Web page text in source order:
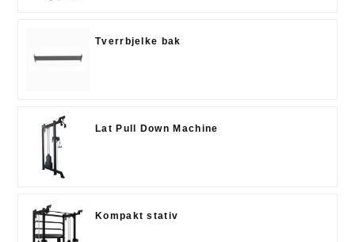
Tverrbjelke bak
Lat Pull Down Machine
Kompakt stativ